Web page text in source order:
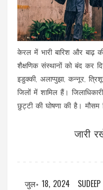
केरल में भारी बारिश और बाढ़
शैक्षणिक संस्थानों को बंद कर
इडुक्की, अलाप्पुझा, कन्नूर,
जिलों में शामिल हैं।
छुट्टी की घोषणा की है। मौसम
जारी
जुल॰ 18, 2024